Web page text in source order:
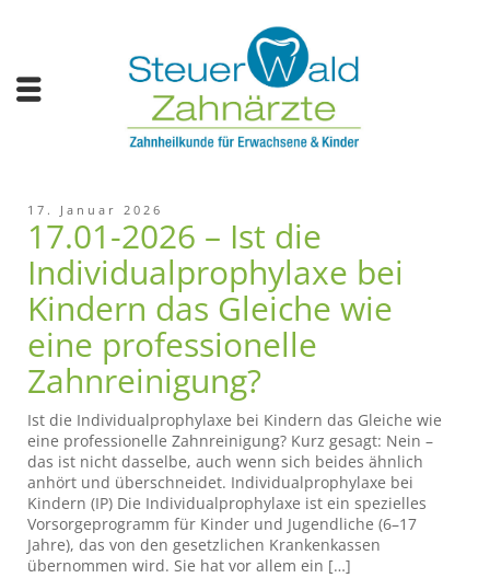
17. Januar 2026
17.01-2026 – Ist die
Individualprophylaxe bei
Kindern das Gleiche wie
eine professionelle
Zahnreinigung?
Ist die Individualprophylaxe bei Kindern das Gleiche wie
eine professionelle Zahnreinigung? Kurz gesagt: Nein –
das ist nicht dasselbe, auch wenn sich beides ähnlich
anhört und überschneidet. Individualprophylaxe bei
Kindern (IP) Die Individualprophylaxe ist ein spezielles
Vorsorgeprogramm für Kinder und Jugendliche (6–17
Jahre), das von den gesetzlichen Krankenkassen
übernommen wird. Sie hat vor allem ein […]